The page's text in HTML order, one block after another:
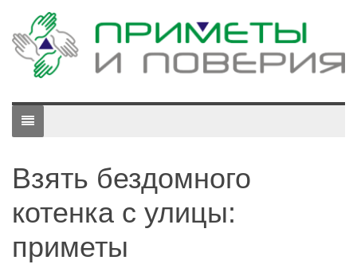
Взять бездомного
котенка с улицы:
приметы